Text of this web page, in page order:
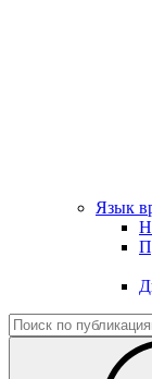
Язык